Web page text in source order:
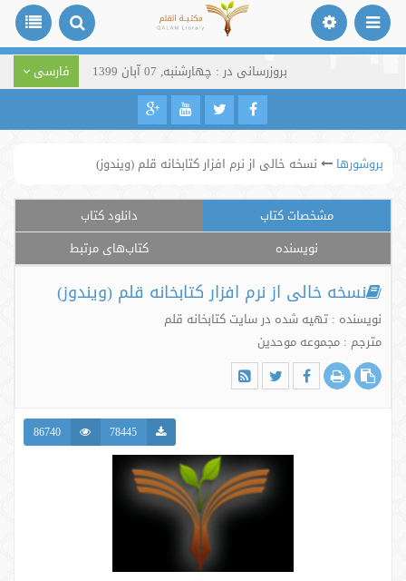
بروزرسانی در : چهارشنبه, 07 آبان 1399 فارسی
بروشورها نسخه خالی از نرم افزار کتابخانه قلم (ویندوز)
مشخصات کتاب
دانلود کتاب
نویسنده
کتاب‌های مرتبط
نسخه خالی از نرم افزار کتابخانه قلم (ویندوز)
نویسنده : تهیه شده در سایت كتابخانه قلم
مترجم : مجموعه موحدین
78445
86740